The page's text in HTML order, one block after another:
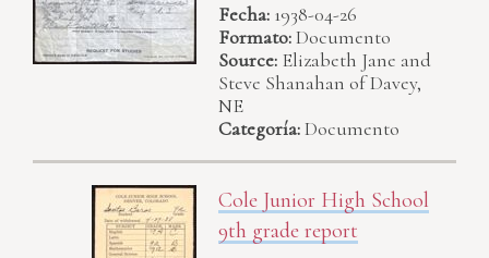
Fecha: 1938-04-26
Formato:Documento
Source: Elizabeth Jane and
Steve Shanahan of Davey,
NE
Categoría:Documento
Cole Junior High School
9th grade report